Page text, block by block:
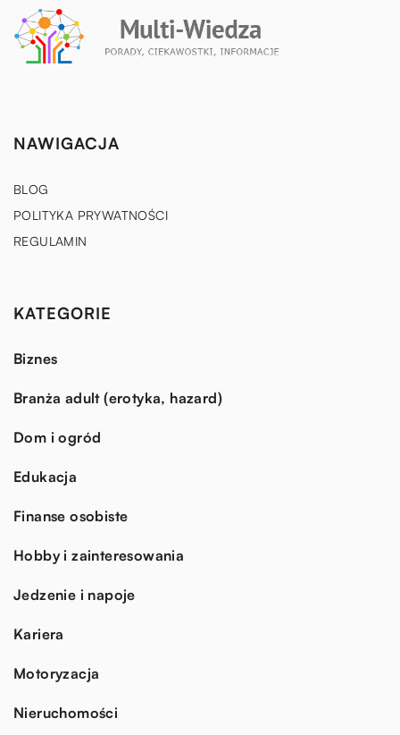
NAWIGACJA
BLOG
POLITYKA PRYWATNOŚCI
REGULAMIN
KATEGORIE
Biznes
Branża adult (erotyka, hazard)
Dom i ogród
Edukacja
Finanse osobiste
Hobby i zainteresowania
Jedzenie i napoje
Kariera
Motoryzacja
Nieruchomości